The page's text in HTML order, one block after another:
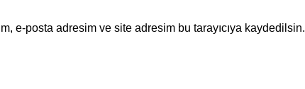
e-posta adresim ve site adresim bu tarayıcıya kaydedilsin.